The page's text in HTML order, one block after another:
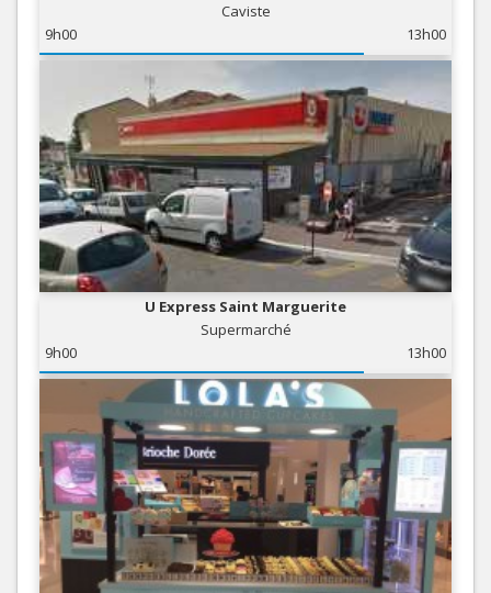
Caviste
9h00
13h00
U Express Saint Marguerite
Supermarché
9h00
13h00